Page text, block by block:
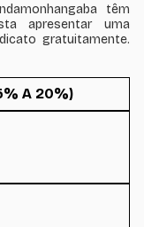
têm
apresentar uma
gratuitamente.
A 20%)